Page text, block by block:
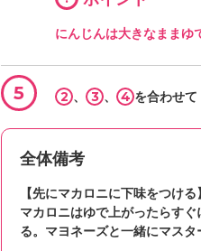
にんじんは大きなままゆ
5 2 、 3 、 4 を合わせて
全体備考
【先にマカロニに下味をつける】
マカロニはゆで上がったらす
る。マヨネーズと一緒にマスタ